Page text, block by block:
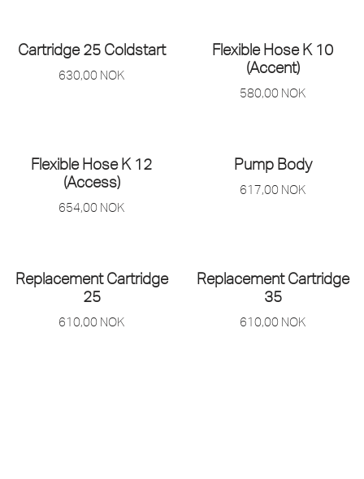
Cartridge 25 Coldstart
630,00 NOK
Flexible Hose K 10
(Accent)
580,00 NOK
Flexible Hose K 12
(Access)
654,00 NOK
Pump Body
617,00 NOK
Replacement Cartridge
25
610,00 NOK
Replacement Cartridge
35
610,00 NOK